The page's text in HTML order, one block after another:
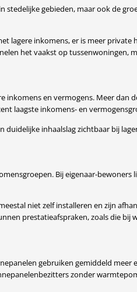
gebieden, maar ook de
lagere inkomens, er is meer
het vaakst op
en vermogens. Meer
laagste inkomens- en
duidelijke inhaalslag zichtbaar bij
Bij eigenaar-
niet zelf installeren en zijn
prestatieafspraken, zoals die
gebruiken gemiddeld
zonder